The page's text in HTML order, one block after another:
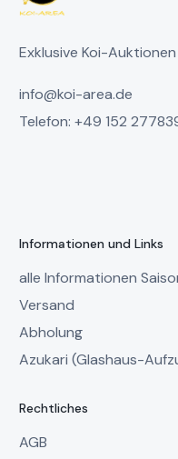
Exklusive Koi-
info@koi-area.de
Telefon: +49 152
Informationen und Links
alle Informationen
Versand
Abholung
Azukari (Glashaus-
Rechtliches
AGB